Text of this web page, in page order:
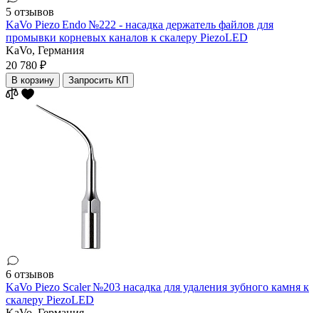
5 отзывов
KaVo Piezo Endo №222 - насадка держатель файлов для
промывки корневых каналов к скалеру PiezoLED
KaVo, Германия
20 780 ₽
В корзину Запросить КП
6 отзывов
KaVo Piezo Scaler №203 насадка для удаления зубного камня к
скалеру PiezoLED